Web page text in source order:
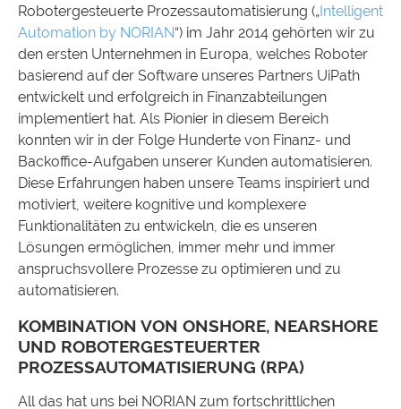
Robotergesteuerte Prozessautomatisierung („ Intelligent
Automation by NORIAN“) im Jahr 2014 gehörten wir zu
den ersten Unternehmen in Europa, welches Roboter
basierend auf der Software unseres Partners UiPath
entwickelt und erfolgreich in Finanzabteilungen
implementiert hat. Als Pionier in diesem Bereich
konnten wir in der Folge Hunderte von Finanz- und
Backoffice-Aufgaben unserer Kunden automatisieren.
Diese Erfahrungen haben unsere Teams inspiriert und
motiviert, weitere kognitive und komplexere
Funktionalitäten zu entwickeln, die es unseren
Lösungen ermöglichen, immer mehr und immer
anspruchsvollere Prozesse zu optimieren und zu
automatisieren.
KOMBINATION VON ONSHORE, NEARSHORE
UND ROBOTERGESTEUERTER
PROZESSAUTOMATISIERUNG (RPA)
All das hat uns bei NORIAN zum fortschrittlichen